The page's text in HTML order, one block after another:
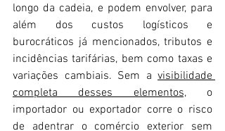
longo da cadeia, e podem envolver, para
além dos custos logísticos e
burocráticos já mencionados, tributos e
incidências tarifárias, bem como taxas e
variações cambiais. Sem a visibilidade
completa desses elementos, o
importador ou exportador corre o risco
de adentrar o comércio exterior sem